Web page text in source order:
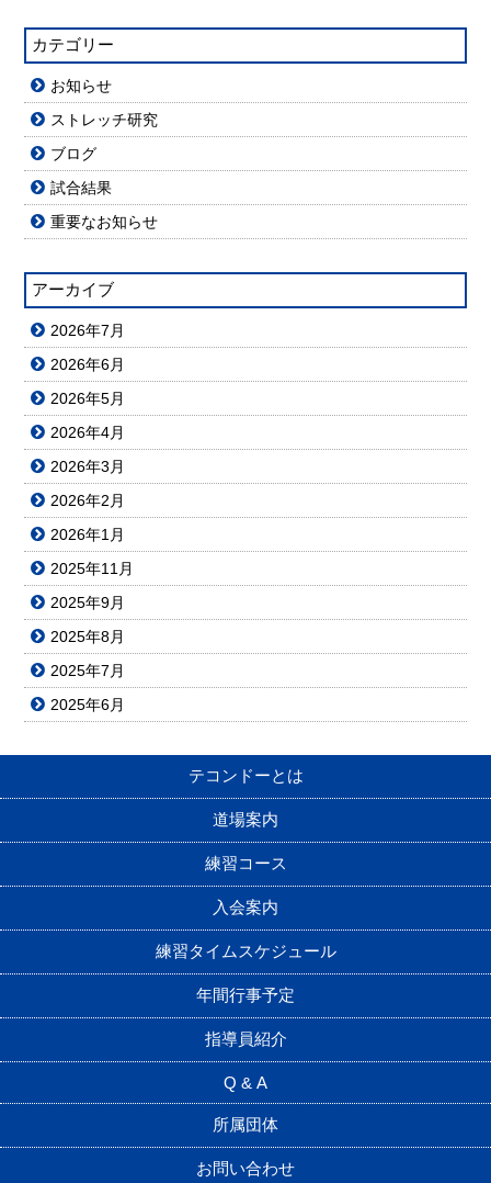
カテゴリー
お知らせ
ストレッチ研究
ブログ
試合結果
重要なお知らせ
アーカイブ
2026年7月
2026年6月
2026年5月
2026年4月
2026年3月
2026年2月
2026年1月
2025年11月
2025年9月
2025年8月
2025年7月
2025年6月
テコンドーとは
道場案内
練習コース
入会案内
練習タイムスケジュール
年間行事予定
指導員紹介
Q & A
所属団体
お問い合わせ